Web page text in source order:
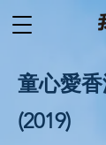
童心愛
(2019)